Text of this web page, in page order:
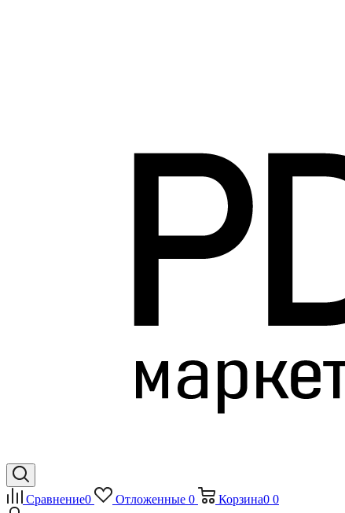
Сравнение0 Отложенные 0 Корзина0 0